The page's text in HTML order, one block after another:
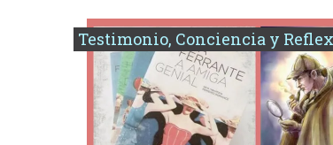
Testimonio, Conciencia y